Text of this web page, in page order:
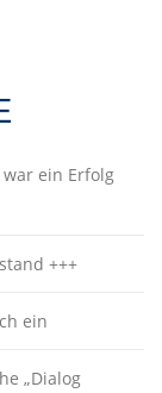
ein Erfolg
+++
ein
„Dialog